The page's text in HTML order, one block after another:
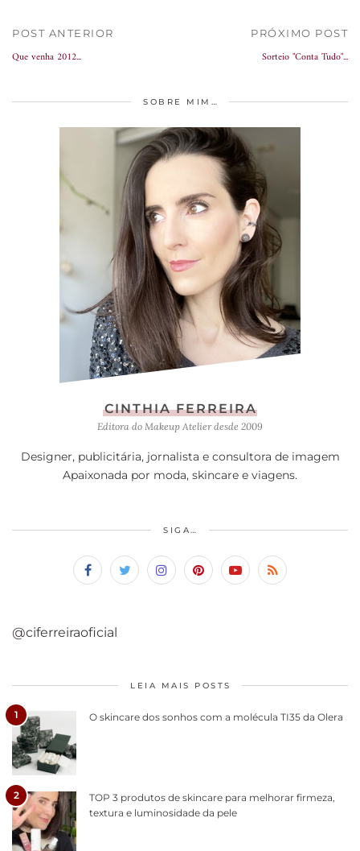
POST ANTERIOR
Que venha 2012...
PRÓXIMO POST
Sorteio "Conta Tudo"...
SOBRE MIM…
CINTHIA FERREIRA
Editora do Makeup Atelier desde 2009
Designer, publicitária, jornalista e consultora de imagem
Apaixonada por moda, skincare e viagens.
SIGA…
@ciferreiraoficial
LEIA MAIS POSTS
1 O skincare dos sonhos com a molécula TI35 da Olera
2
TOP 3 produtos de skincare para melhorar firmeza,
textura e luminosidade da pele